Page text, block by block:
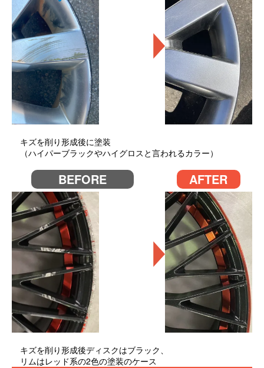
キズを削り形成後に塗装
（ハイパーブラックやハイグロスと言われるカラー）
BEFORE AFTER
キズを削り形成後ディスクはブラック、
リムはレッド系の2色の塗装のケース